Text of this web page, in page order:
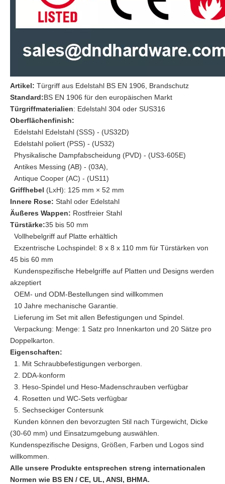
Artikel: Türgriff aus Edelstahl BS EN 1906, Brandschutz
Standard:BS EN 1906 für den europäischen Markt
Türgriffmaterialien: Edelstahl 304 oder SUS316
Oberflächenfinish:
Edelstahl Edelstahl (SSS) - (US32D)
Edelstahl poliert (PSS) - (US32)
Physikalische Dampfabscheidung (PVD) - (US3-605E)
Antikes Messing (AB) - (03A),
Antique Cooper (AC) - (US11)
Griffhebel (LxH): 125 mm × 52 mm
Innere Rose: Stahl oder Edelstahl
Äußeres Wappen: Rostfreier Stahl
Türstärke:35 bis 50 mm
Vollhebelgriff auf Platte erhältlich
Exzentrische Lochspindel: 8 x 8 x 110 mm für Türstärken von
45 bis 60 mm
Kundenspezifische Hebelgriffe auf Platten und Designs werden
akzeptiert
OEM- und ODM-Bestellungen sind willkommen
10 Jahre mechanische Garantie.
Lieferung im Set mit allen Befestigungen und Spindel.
Verpackung: Menge: 1 Satz pro Innenkarton und 20 Sätze pro
Doppelkarton.
Eigenschaften:
1. Mit Schraubbefestigungen verborgen.
2. DDA-konform
3. Heso-Spindel und Heso-Madenschrauben verfügbar
4. Rosetten und WC-Sets verfügbar
5. Sechseckiger Contersunk
Kunden können den bevorzugten Stil nach Türgewicht, Dicke
(30-60 mm) und Einsatzumgebung auswählen.
Kundenspezifische Designs, Größen, Farben und Logos sind
willkommen.
Alle unsere Produkte entsprechen streng internationalen
Normen wie BS EN / CE, UL, ANSI, BHMA.